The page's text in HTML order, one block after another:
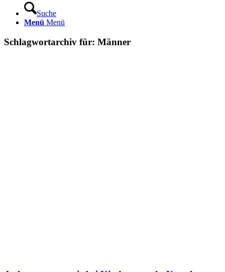
Suche
Menü Menü
Schlagwortarchiv für: Männer